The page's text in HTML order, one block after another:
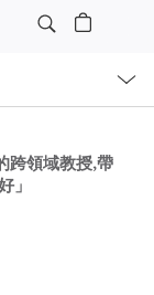
跨領域教授,帶
」